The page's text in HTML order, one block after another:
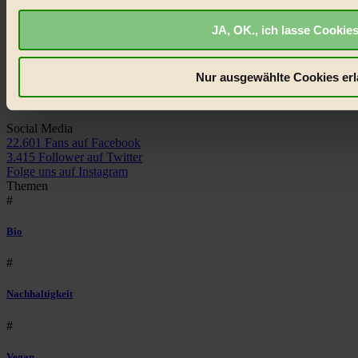
JA, OK., ich lasse
Nur ausgewählte Cookies
Lebenswandel. Es ist eine moderne Plattform für Ideen, Menschen
und Produkte, ein Leitfaden im schnell wachsenden Markt des
Handels mit Bioprodukten, des Fair-Trade sowie der Branche
alternativer Energien.
Social Media
22.601 Fans auf Facebook
3.415 Follower auf Twitter
Folge uns auf Instagram
Themen
#
Bio
#
Nachhaltigkeit
#